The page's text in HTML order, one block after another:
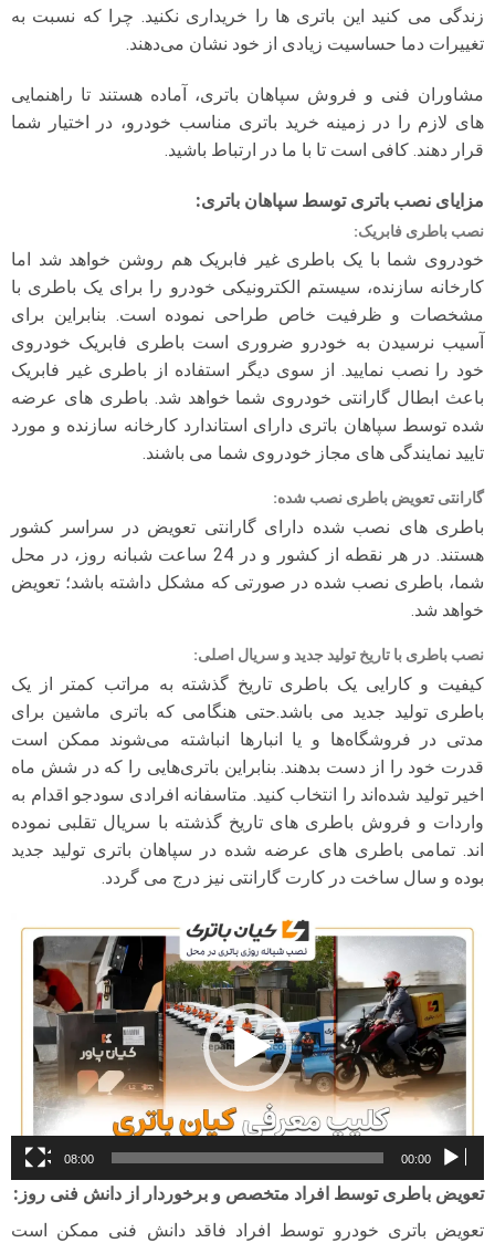
زندگی می کنید این باتری ها را خریداری نکنید. چرا که نسبت به
تغییرات دما حساسیت زیادی از خود نشان می‌دهند.
مشاوران فنی و فروش سپاهان باتری، آماده هستند تا راهنمایی
های لازم را در زمینه خرید باتری مناسب خودرو، در اختیار شما
قرار دهند. کافی است تا با ما در ارتباط باشید.
مزایای نصب باتری توسط سپاهان باتری:
نصب باطری فابریک:
خودروی شما با یک باطری غیر فابریک هم روشن خواهد شد اما
کارخانه سازنده، سیستم الکترونیکی خودرو را برای یک باطری با
مشخصات و ظرفیت خاص طراحی نموده است. بنابراین برای
آسیب نرسیدن به خودرو ضروری است باطری فابریک خودروی
خود را نصب نمایید. از سوی دیگر استفاده از باطری غیر فابریک
باعث ابطال گارانتی خودروی شما خواهد شد. باطری های عرضه
شده توسط سپاهان باتری دارای استاندارد کارخانه سازنده و مورد
تایید نمایندگی های مجاز خودروی شما می باشند.
گارانتی تعویض باطری نصب شده:
باطری های نصب شده دارای گارانتی تعویض در سراسر کشور
هستند. در هر نقطه از کشور و در 24 ساعت شبانه روز، در محل
شما، باطری نصب شده در صورتی که مشکل داشته باشد؛ تعویض
خواهد شد.
نصب باطری با تاریخ تولید جدید و سریال اصلی:
کیفیت و کارایی یک باطری تاریخ گذشته به مراتب کمتر از یک
باطری تولید جدید می باشد.حتی هنگامی که باتری ماشین برای
مدتی در فروشگاه‌ها و یا انبارها انباشته می‌شوند ممکن است
قدرت خود را از دست بدهند. بنابراین باتری‌هایی را که در شش ماه
اخیر تولید شده‌اند را انتخاب کنید. متاسفانه افرادی سودجو اقدام به
واردات و فروش باطری های تاریخ گذشته با سریال تقلبی نموده
اند. تمامی باطری های عرضه شده در سپاهان باتری تولید جدید
بوده و سال ساخت در کارت گارانتی نیز درج می گردد.
نمایشگر
ویدیو
00:00
08:00
تعویض باطری توسط افراد متخصص و برخوردار از دانش فنی روز :
تعویض باتری خودرو توسط افراد فاقد دانش فنی ممکن است